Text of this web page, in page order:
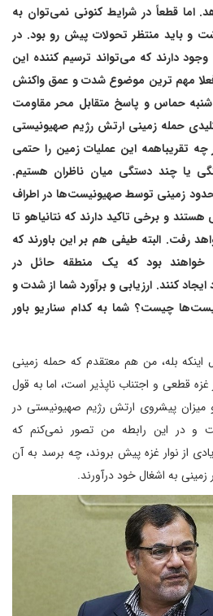
اما قطعاً در شرایط کنونی نمی‌توان به
باید منتظر تحولات پیش رو بود. در
دارند که می‌تواند ترسیم کننده این
فعلا مهم ترین موضوع شدت و عمق واکنش
حماس و پاسخ متقابل محر مقاومت
حمله زمینی ارتش رژیم صهیونیستی
چه تقریباهمه این عملیات زمین را حتمی
یا چند دستگی میان ناظران هستیم.
زمینی توسط صهیونیست‌ها در اطراف
و برخی تاکید دارند که نتانیاهو تا
رفت. البته طیفی هم بر این باورند که
خواهند بود که یک منطقه حائل در
کنند. ارزیابی و برآورد شما از شدت و
چیست؟ شما به کدام سناریو باور
بله، من هم معتقدم که حمله زمینی
قطعی و اجتناب ناپذیر است، اما به قول
پیشروی ارتش رژیم صهیونیستی در
و در این رابطه من تصور نمی‌کنم که
از نوار غزه پیش بروند، چه برسد به آن
زمینی به اشغال خود درآورند.